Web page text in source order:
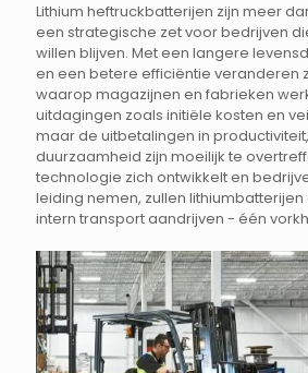
Lithium heftruckbatterijen zijn meer
een strategische zet voor bedrijven
willen blijven. Met een langere
en een betere efficiëntie veranderen
waarop magazijnen en fabrieken
uitdagingen zoals initiële kosten en
maar de uitbetalingen in
duurzaamheid zijn moeilijk te
technologie zich ontwikkelt en
leiding nemen, zullen
intern transport aandrijven - één